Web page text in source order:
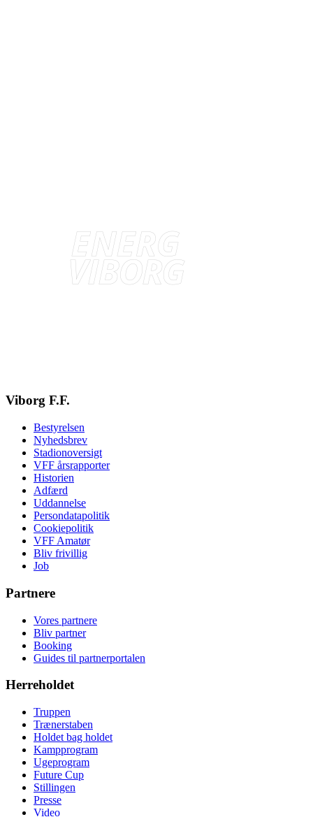
Viborg F.F.
Bestyrelsen
Nyhedsbrev
Stadionoversigt
VFF årsrapporter
Historien
Adfærd
Uddannelse
Persondatapolitik
Cookiepolitik
VFF Amatør
Bliv frivillig
Job
Partnere
Vores partnere
Bliv partner
Booking
Guides til partnerportalen
Herreholdet
Truppen
Trænerstaben
Holdet bag holdet
Kampprogram
Ugeprogram
Future Cup
Stillingen
Presse
Video